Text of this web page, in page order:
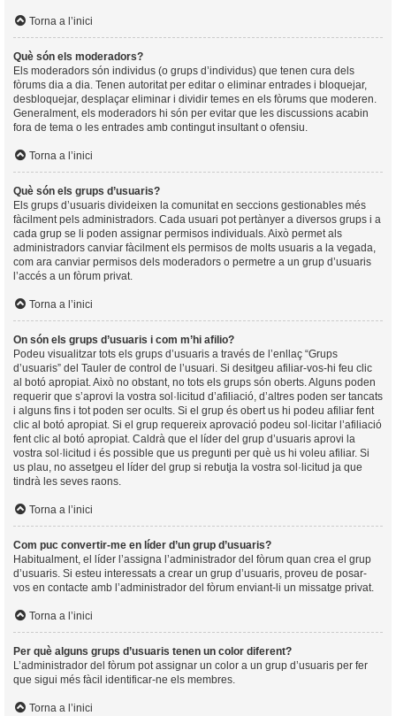
Torna a l’inici
Què són els moderadors?
Els moderadors són individus (o grups d’individus) que tenen cura dels
fòrums dia a dia. Tenen autoritat per editar o eliminar entrades i bloquejar,
desbloquejar, desplaçar eliminar i dividir temes en els fòrums que moderen.
Generalment, els moderadors hi són per evitar que les discussions acabin
fora de tema o les entrades amb contingut insultant o ofensiu.
Torna a l’inici
Què són els grups d’usuaris?
Els grups d’usuaris divideixen la comunitat en seccions gestionables més
fàcilment pels administradors. Cada usuari pot pertànyer a diversos grups i a
cada grup se li poden assignar permisos individuals. Això permet als
administradors canviar fàcilment els permisos de molts usuaris a la vegada,
com ara canviar permisos dels moderadors o permetre a un grup d’usuaris
l’accés a un fòrum privat.
Torna a l’inici
On són els grups d’usuaris i com m’hi afilio?
Podeu visualitzar tots els grups d’usuaris a través de l’enllaç “Grups
d’usuaris” del Tauler de control de l’usuari. Si desitgeu afiliar-vos-hi feu clic
al botó apropiat. Això no obstant, no tots els grups són oberts. Alguns poden
requerir que s’aprovi la vostra sol·licitud d’afiliació, d’altres poden ser tancats
i alguns fins i tot poden ser ocults. Si el grup és obert us hi podeu afiliar fent
clic al botó apropiat. Si el grup requereix aprovació podeu sol·licitar l’afiliació
fent clic al botó apropiat. Caldrà que el líder del grup d’usuaris aprovi la
vostra sol·licitud i és possible que us pregunti per què us hi voleu afiliar. Si
us plau, no assetgeu el líder del grup si rebutja la vostra sol·licitud ja que
tindrà les seves raons.
Torna a l’inici
Com puc convertir-me en líder d’un grup d’usuaris?
Habitualment, el líder l’assigna l’administrador del fòrum quan crea el grup
d’usuaris. Si esteu interessats a crear un grup d’usuaris, proveu de posar-
vos en contacte amb l’administrador del fòrum enviant-li un missatge privat.
Torna a l’inici
Per què alguns grups d’usuaris tenen un color diferent?
L’administrador del fòrum pot assignar un color a un grup d’usuaris per fer
que sigui més fàcil identificar-ne els membres.
Torna a l’inici